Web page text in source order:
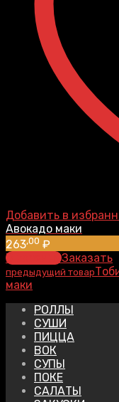
Добавить в
Авокадо маки
263,00 ₽
В корзинуЗаказать
предыдущий товар
маки
РОЛЛЫ
СУШИ
ПИЦЦА
ВОК
СУПЫ
ПОКЕ
САЛАТЫ